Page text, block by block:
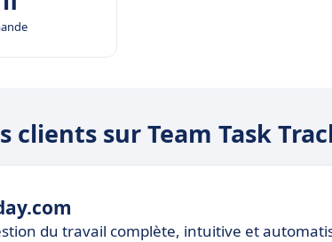
clients sur Team Task
du travail complète, intuitive et